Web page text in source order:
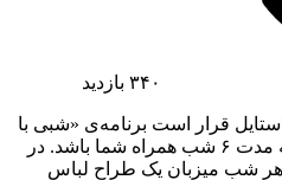
۳۴۰ بازدید
دیجی‌استایل قرار است برنامه‌ی «شبی با
استایل» با موضوع مد و فشن به مدت ۶ شب همراه شما باشد. در
هر شب میزبان یک طراح لباس